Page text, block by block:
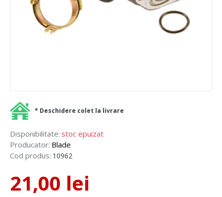
Disponibilitate: stoc epuizat
Producator: Blade
Cod produs: 10962
21,00 lei
* Deschidere colet la livrare